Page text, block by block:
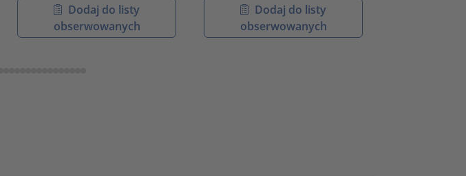
Dodaj do listy
obserwowanych
Dodaj do listy
obserwowanych